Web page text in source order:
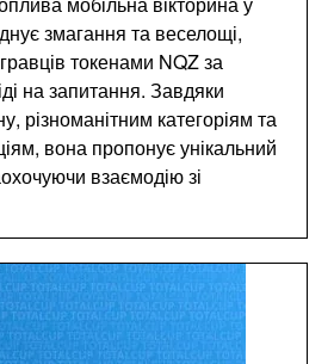
змагання та веселощі,
токенами NQZ за
на запитання. Завдяки
різноманітним категоріям та
вона пропонує унікальний
взаємодію зі